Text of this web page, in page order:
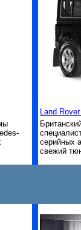
Land
серийных
свежий